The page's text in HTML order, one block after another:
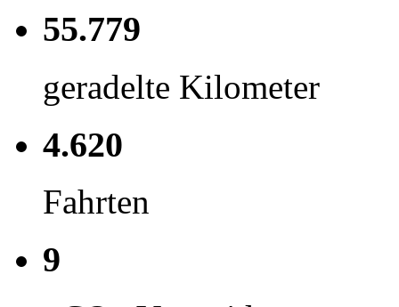
55.779
geradelte Kilometer
4.620
Fahrten
9